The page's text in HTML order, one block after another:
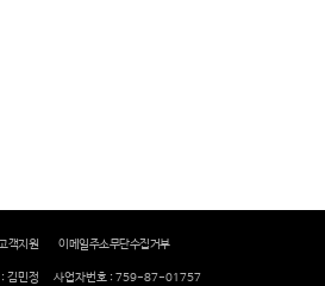
객지원 이메일주소무단수집거부
김민정 사업자번호 : 759-87-01757